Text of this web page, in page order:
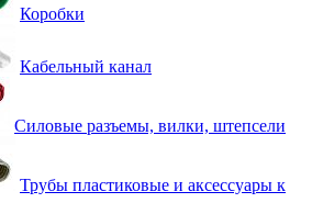
Коробки
Кабельный канал
Силовые разъемы, вилки, штепсели
Трубы пластиковые и аксессуары к